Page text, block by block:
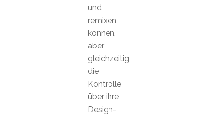
und
remixen
können,
aber
gleichzeitig
die
Kontrolle
über ihre
Design-